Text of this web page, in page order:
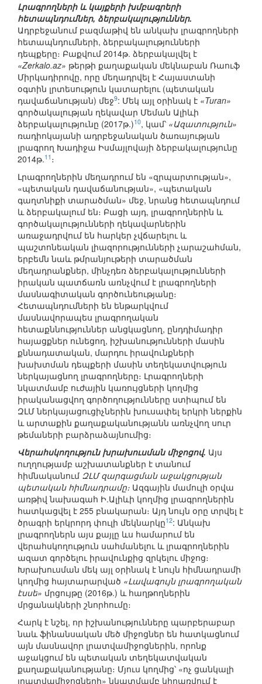
Լրագրողների և կայքերի խմբագրերի
հետապնդումներ, ձերբակալություններ.
Ադրբեջանում բազմաթիվ են անկախ լրագրողների
հետապնդումների, ձերբակալությունների
դեպքերը։ Բաքվում 2014թ. ձերբակալվել է
«Zerkalo.az» թերթի քաղաքական մեկնաբան Ռաուֆ
Միրկադիրովը, որը մեղադրվել է Հայաստանի
օգտին լրտեսություն կատարելու (պետական
դավաճանության) մեջ9: Մեկ այլ օրինակ է «Turan»
գործակալության ղեկավար Մեման Ալիևի
ձերբակալությունը (2017թ.)10, կամ՝ «Ազատություն»
ռադիոկայանի ադրբեջանական ծառայության
լրագրող Խադիջա Իսմայլովայի ձերբակալությունը
2014թ.11 ։
Լրագրողներին մեղադրում են «զրպարտության»,
«պետական դավաճանության», «պետական
գաղտնիքի տարածման» մեջ, նրանց հետապնդում
և ձերբակալում են։ Բացի այդ, լրագրողներին և
գործակալությունների ղեկավարներին
առաջադրվում են հարկեր չվճարելու և
պաշտոնեական լիազորությունների չարաշահման,
երբեմն նաև թմրանյութերի տարածման
մեղադրանքներ, մինչդեռ ձերբակալությունների
իրական պատճառն առնչվում է լրագրողների
մասնագիտական գործունեությանը։
Հետապնդումների են ենթարկվում
մասնավորապես լրագրողական
հետաքննություններ անցկացնող, ընդդիմադիր
հայացքներ ունեցող, իշխանությունների մասին
քննադատական, մարդու իրավունքների
խախտման դեպքերի մասին տեղեկատվություն
ներկայացնող լրագրողները։ Լրագրողների
նկատմամբ ուժային կառույցների կողմից
իրականացվող գործողությունները ստիպում են
ԶԼՄ ներկայացուցիչներին խուսափել երկրի ներքին
և արտաքին քաղաքականությանն առնչվող սուր
թեմաների բարձրաձայնումից։
Վերահսկողություն խրախուսման միջոցով. Այս
ուղղությամբ աշխատանքներ է տանում
հիմնականում ԶԼՄ զարգացման աջակցության
պետական հիմնադրամը։ Ազգային մամուլի օրվա
առթիվ նախագահ Ի.Ալիևի կողմից լրագրողներին
հատկացվել է 255 բնակարան։ Այդ նույն օրը տրվել է
ծրագրի երկրորդ փուլի մեկնարկը12: Անկախ
լրագրողներն այս քայլը ևս համարում են
վերահսկողություն սահմանելու և լրագրողներին
ազատ գործելու իրավունքից զրկելու միջոց։
Խրախուսման մեկ այլ օրինակ է նույն հիմնադրամի
կողմից հայտարարված «Լավագույն լրագրողական
էսսե» մրցույթը (2016թ.) և հաղթողներին
մրցանակների շնորհումը։
Հարկ է նշել, որ իշխանությունները պարբերաբար
նաև ֆինանսական մեծ միջոցներ են հատկացնում
այն մասնավոր լրատվամիջոցներին, որոնք
աջակցում են պետական տեղեկատվական
քաղաքականությանը։ Մյուս կողմից՝ «ոչ ցանկալի
լրատվամիջոցների» նկատմամբ կիրառվում է